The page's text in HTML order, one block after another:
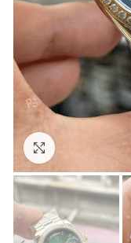
Görseli Büyütün